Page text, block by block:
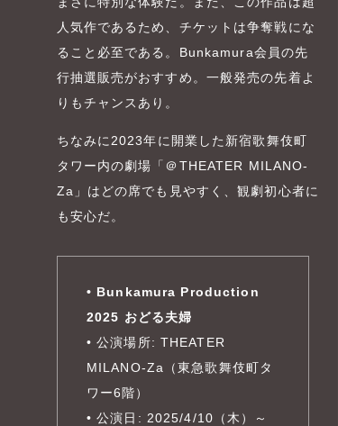
人気作であるため、チケットは争奪戦にな
ること必至である。Bunkamura会員の先
行抽選販売がおすすめ。一般発売の先着よ
りもチャンスあり。
ちなみに2023年に開業した新宿歌舞伎町
タワー内の劇場「＠THEATER MILANO-
Za」はどの席でも見やすく、観劇初心者に
も安心だ。
• Bunkamura Production
2025 おどる夫婦
• 公演場所: THEATER
MILANO-Za（東急歌舞伎町タ
ワー6階）
• 公演日: 2025/4/10（木）～